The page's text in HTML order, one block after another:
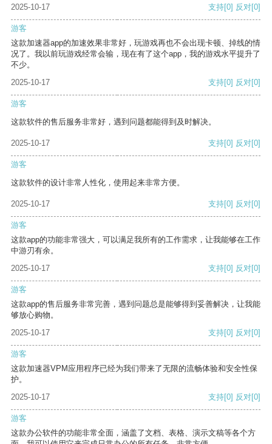
2025-10-17 支持[0] 反对[0]
游客
这款加速器app的加速效果非常好，玩游戏再也不会出现卡顿、掉线的情
况了。我以前玩游戏经常会输，现在有了这个app，我的游戏水平提升了
不少。
2025-10-17
支持[0] 反对[0]
游客
这款软件的售后服务非常好，遇到问题都能得到及时解决。
2025-10-17 支持[0] 反对[0]
游客
这款软件的设计非常人性化，使用起来非常方便。
2025-10-17 支持[0] 反对[0]
游客
这款app的功能非常强大，可以满足我所有的工作需求，让我能够在工作
中游刃有余。
2025-10-17
支持[0] 反对[0]
游客
这款app的售后服务非常完善，遇到问题总是能够得到妥善解决，让我能
够放心购物。
2025-10-17
支持[0] 反对[0]
游客
这款加速器VPM应用程序已经为我们带来了无限的流畅体验和安全性保
护。
2025-10-17
支持[0] 反对[0]
游客
这款办公软件的功能非常全面，涵盖了文档、表格、演示文稿等各个方